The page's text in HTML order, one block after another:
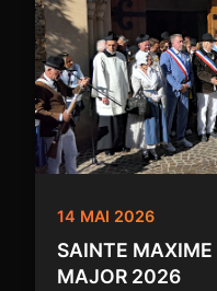
14 MAI 2026
SAINTE
MAJOR 2026